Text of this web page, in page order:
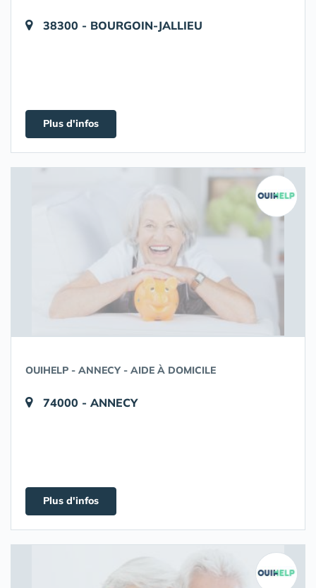
38300 - BOURGOIN-JALLIEU
Plus d'infos
OUIHELP - ANNECY - AIDE À DOMICILE
74000 - ANNECY
Plus d'infos